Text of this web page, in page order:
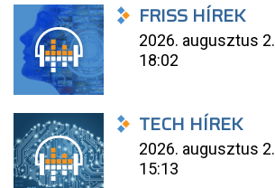
FRISS HÍREK
2026. augusztus 2.
18:02
TECH HÍREK
2026. augusztus 2.
15:13